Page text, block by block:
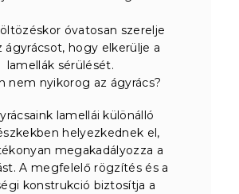
óvatosan szerelje
ágyrácsot, hogy elkerülje a
lamellák sérülését.
nem nyikorog az ágyrács?
lamellái különálló
helyezkednek el,
megakadályozza a
A megfelelő rögzítés és a
konstrukció biztosítja a